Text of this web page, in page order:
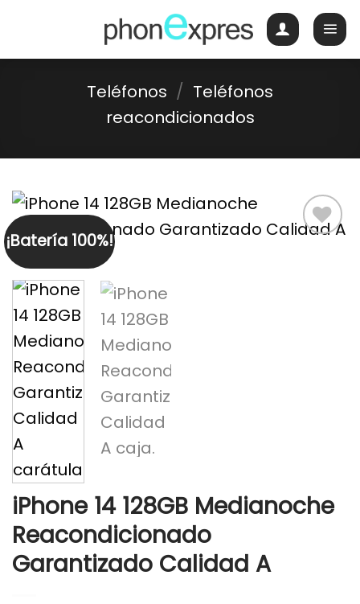
content
Teléfonos / Teléfonos
reacondicionados
¡Batería 100%!
iPhone 14 128GB Medianoche
Reacondicionado
Garantizado Calidad A